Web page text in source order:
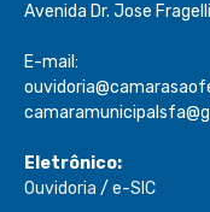
Avenida Dr. Jose
E-mail:
Eletrônico:
Ouvidoria / e-SIC